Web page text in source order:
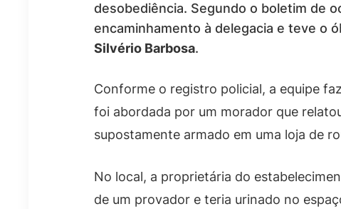
desobediência. Segundo o boletim de
encaminhamento à delegacia e teve o
Silvério Barbosa.
Conforme o registro policial, a equipe
foi abordada por um morador que
supostamente armado em uma loja de
No local, a proprietária do
de um provador e teria urinado no